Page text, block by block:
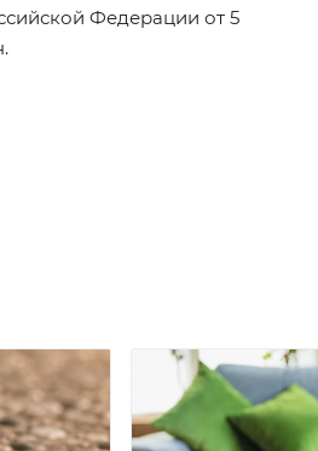
Федерации от 5